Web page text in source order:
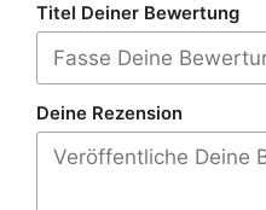
Titel Deiner Bewertung
Deine Rezension